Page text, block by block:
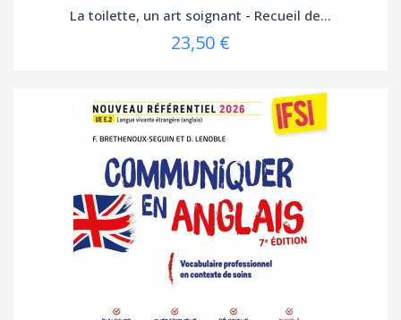
La toilette, un art soignant - Recueil de...
23,50 €